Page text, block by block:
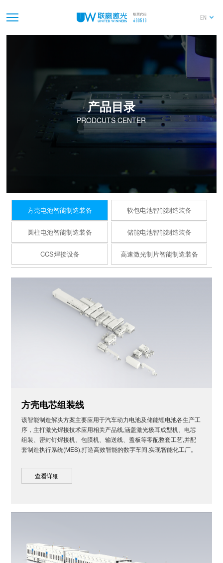
EN
产品目录
PRODCUTS CENTER
方壳电池智能制造装备 软包电池智能制造装备
圆柱电池智能制造装备 储能电池智能制造装备
CCS焊接设备 高速激光制片智能制造装备
方壳电芯组装线
该智能制造解决方案主要应用于汽车动力电池及储能锂电池各生产工
序，主打激光焊接技术应用相关产品线,涵盖激光极耳成型机、电芯
组装、密封钉焊接机、包膜机、输送线、盖板等零配整套工艺,并配
套制造执行系统(MES),打造高效智能的数字车间,实现智能化工厂。
查看详细